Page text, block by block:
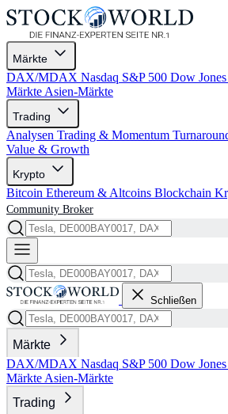
Märkte
DAX/MDAX Nasdaq S&P 500 Dow Jones
Märkte Asien-Märkte
Trading
Analysen Trading & Momentum
Value & Growth
Krypto
Bitcoin Ethereum & Altcoins Blockchain
Community Broker
Schließen
Märkte
DAX/MDAX Nasdaq S&P 500 Dow Jones
Märkte Asien-Märkte
Trading